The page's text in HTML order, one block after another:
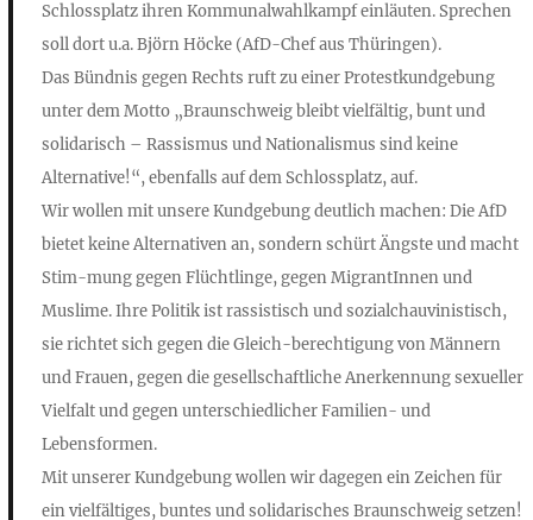
Schlossplatz ihren Kommunalwahlkampf einläuten. Sprechen
soll dort u.a. Björn Höcke (AfD-Chef aus Thüringen).
Das Bündnis gegen Rechts ruft zu einer Protestkundgebung
unter dem Motto „Braunschweig bleibt vielfältig, bunt und
solidarisch – Rassismus und Nationalismus sind keine
Alternative!“, ebenfalls auf dem Schlossplatz, auf.
Wir wollen mit unsere Kundgebung deutlich machen: Die AfD
bietet keine Alternativen an, sondern schürt Ängste und macht
Stim-mung gegen Flüchtlinge, gegen MigrantInnen und
Muslime. Ihre Politik ist rassistisch und sozialchauvinistisch,
sie richtet sich gegen die Gleich-berechtigung von Männern
und Frauen, gegen die gesellschaftliche Anerkennung sexueller
Vielfalt und gegen unterschiedlicher Familien- und
Lebensformen.
Mit unserer Kundgebung wollen wir dagegen ein Zeichen für
ein vielfältiges, buntes und solidarisches Braunschweig setzen!